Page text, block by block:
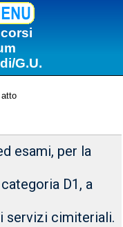
G.U.
esami, per la
D1, a
servizi cimiteriali.